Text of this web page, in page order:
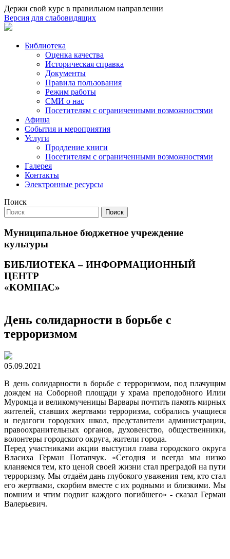
Держи свой курс в правильном направлении
Версия для слабовидящих
Библиотека
Оценка качества
Историческая справка
Документы
Правила пользования
Режим работы
СМИ о нас
Посетителям с ограниченными возможностями
Афиша
События и мероприятия
Услуги
Продление книги
Посетителям с ограниченными возможностями
Галерея
Контакты
Электронные ресурсы
Поиск
Поиск
Муниципальное бюджетное учреждение
культуры
БИБЛИОТЕКА – ИНФОРМАЦИОННЫЙ
ЦЕНТР
«КОМПАС»
День солидарности в борьбе с
терроризмом
05.09.2021
В день солидарности в борьбе с терроризмом, под плачущим
дождем на Соборной площади у храма преподобного Илии
Муромца и великомученицы Варвары почтить память мирных
жителей, ставших жертвами терроризма, собрались учащиеся
и педагоги городских школ, представители администрации,
правоохранительных органов, духовенство, общественники,
волонтеры городского округа, жители города.
Перед участниками акции выступил глава городского округа
Власиха Герман Потапчук. «Сегодня и всегда мы низко
кланяемся тем, кто ценой своей жизни стал преградой на пути
терроризму. Мы отдаём дань глубокого уважения тем, кто стал
его жертвами, скорбим вместе с их родными и близкими. Мы
помним и чтим подвиг каждого погибшего» - сказал Герман
Валерьевич.